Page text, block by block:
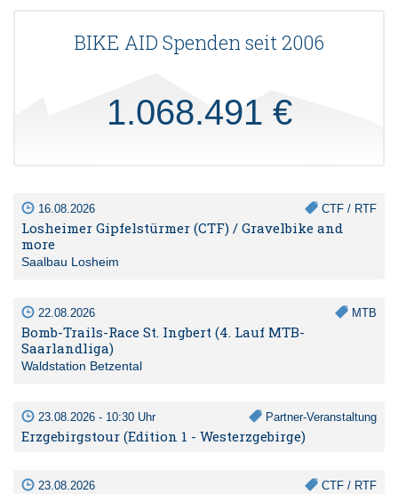
BIKE AID Spenden seit 2006
1.068.491 €
16.08.2026 CTF / RTF
Losheimer Gipfelstürmer (CTF) / Gravelbike and
more
Saalbau Losheim
22.08.2026 MTB
Bomb-Trails-Race St. Ingbert (4. Lauf MTB-
Saarlandliga)
Waldstation Betzental
23.08.2026 - 10:30 Uhr Partner-Veranstaltung
Erzgebirgstour (Edition 1 - Westerzgebirge)
23.08.2026 CTF / RTF